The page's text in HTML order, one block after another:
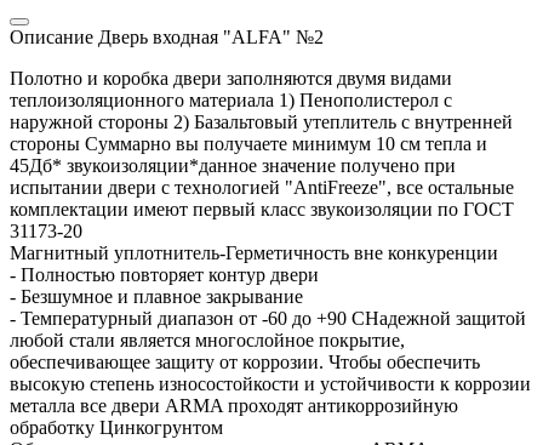
Описание Дверь входная "ALFA" №2
Полотно и коробка двери заполняются двумя видами
теплоизоляционного материала 1) Пенополистерол с
наружной стороны 2) Базальтовый утеплитель с внутренней
стороны Суммарно вы получаете минимум 10 см тепла и
45Дб* звукоизоляции*данное значение получено при
испытании двери с технологией "AntiFreeze", все остальные
комплектации имеют первый класс звукоизоляции по ГОСТ
31173-20
Магнитный уплотнитель-Герметичность вне конкуренции
- Полностью повторяет контур двери
- Безшумное и плавное закрывание
- Температурный диапазон от -60 до +90 СНадежной защитой
любой стали является многослойное покрытие,
обеспечивающее защиту от коррозии. Чтобы обеспечить
высокую степень износостойкости и устойчивости к коррозии
металла все двери ARMA проходят антикоррозийную
обработку Цинкогрунтом